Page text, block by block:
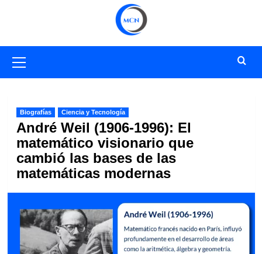
primario
Biografías Ciencia y Tecnología
André Weil (1906-1996): El
matemático visionario que
cambió las bases de las
matemáticas modernas